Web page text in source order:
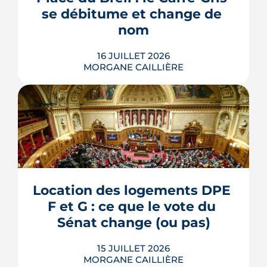
s'encadrent par un contrat spécifique
se débitume et change de
nom
16 JUILLET 2026
MORGANE CAILLIÈRE
L'esplanade goudronnée du Breil-
Malville, doublée d'un parking, est en
travaux depuis janvier. D'ici décembre,
plantée, débaptisée au profit d'Aimée
Lallement, féministe et résistante.
LIRE L'ARTICLE
Location des logements DPE
F et G : ce que le vote du
Sénat change (ou pas)
15 JUILLET 2026
MORGANE CAILLIÈRE